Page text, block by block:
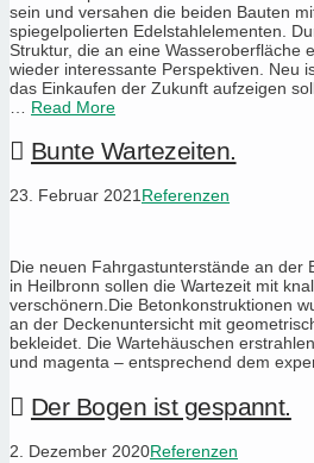
sein und versahen die beiden Bauten
spiegelpolierten Edelstahlelementen.
Struktur, die an eine Wasseroberfläche
wieder interessante Perspektiven. Neu
das Einkaufen der Zukunft aufzeigen
Read More
Bunte Wartezeiten.
23. Februar 2021Referenzen
Die neuen Fahrgastunterstände an der
in Heilbronn sollen die Wartezeit mit
verschönern.Die Betonkonstruktionen
an der Deckenuntersicht mit
bekleidet. Die Wartehäuschen
und magenta – entsprechend dem
Der Bogen ist gespannt.
2. Dezember 2020Referenzen